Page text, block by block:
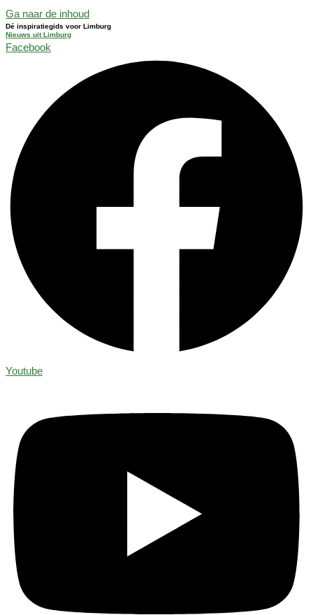
Ga naar de inhoud
Dé inspiratiegids voor Limburg
Nieuws uit Limburg
Facebook
Youtube